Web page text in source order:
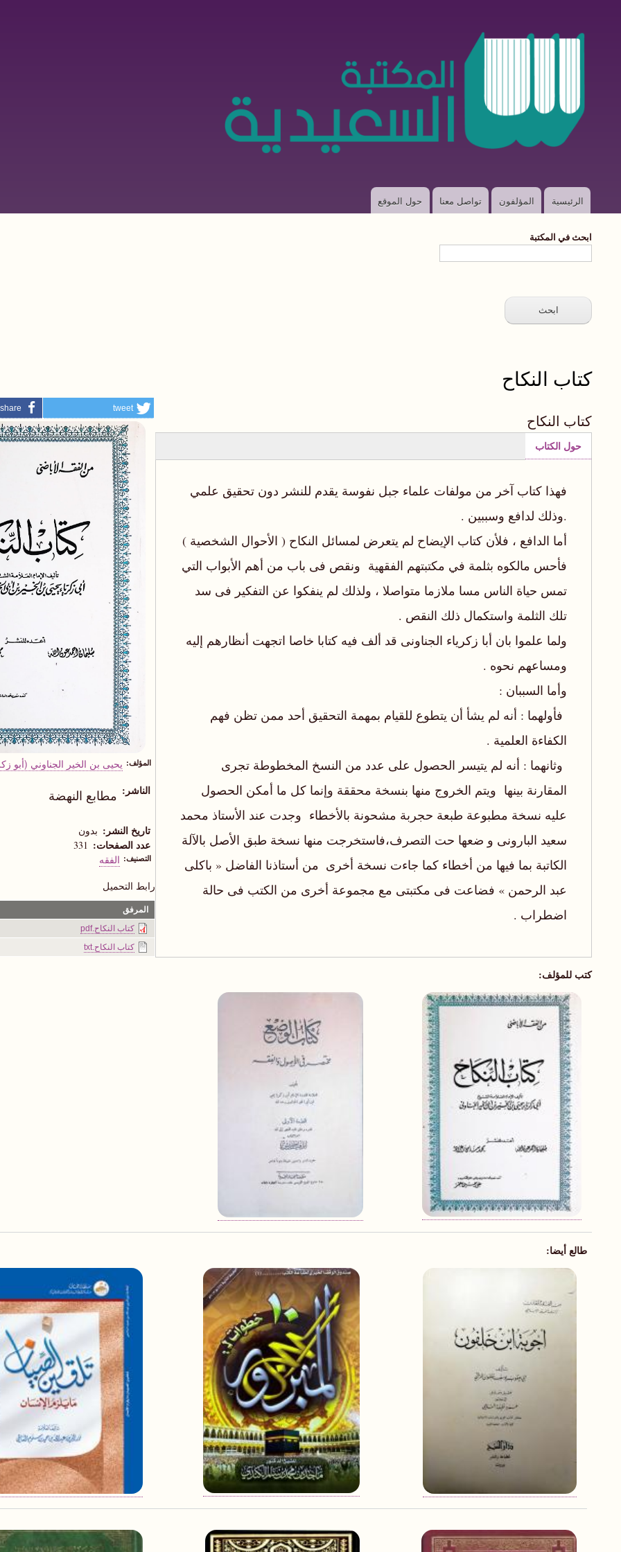
Mainالرئيسية المؤلفون تواصل معنا حول الموقع
ابحث في المكتبة
كتاب النكاح
كتاب النكاح
حول الكتاب
(علامة
النشطة)
.‬وذلك لدافع وسببين ‪.‬‬
أما الدافع ‪ ،‬فلأن كتاب الإيضاح لم يتعرض لمسائل النكاح ( الأحوال‬ ‫الشخصية )
فأحس مالكوه بثلمة في مكتبتهم الفقهية ونقص فى باب من‬ ‫أهم الأبواب التي
تمس حياة الناس مسا ملازما متواصلا ‪ ،‬ولذلك لم ينفكوا‬ ‫عن التفكير فى سد
تلك الثلمة ‬واستكمال ذلك النقص ‪.‬‬
‫ولما علموا بان أبا زكرياء الجناونى قد ألف فيه كتابا خاصا اتجهت‬ ‫أنظارهم إليه
ومساعهم نحوه ‪.‬‬
‫وأما السببان ‪:‬‬
‫الكفاءة العلمية ‪.‬‬
‫عليه نسخة مطبوعة طبعة حجربة مشحونة بالأخطاء وجدت عند الأستاذ ‬‫محمد
سعيد البارونى و ضعها حت التصرف‬،‫فاستخرجت منها نسخة طبق‬ ‫الأصل بالآلة
الكاتبة بما فيها من أخطاء ‪ كما جاءت نسخة أخرى‬ من ‫أستاذنا الفاضل « باكلى
عبد الرحمن » فضاعت فى مكتبتى مع مجموعة أخرى‬ ‫من الكتب فى حالة
اضطراب ‪.
tweet
share
المؤلف يحيى بن الخير الجناوني (أبو
الناشر مطابع النهضة
تاريخ النشر بدون
عدد الصفحات 331
التصنيف الفقه
رابط التحميل
المرفق
كتاب النكاح.pdf
كتاب النكاح.txt
كتب للمؤلف:
طالع أيضا